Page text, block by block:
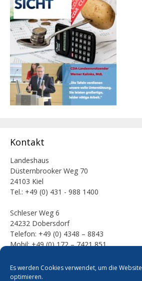
Es werden Cookies verwendet, um die
optimieren.
Kontakt
Landeshaus
Düsternbrooker Weg 70
24103 Kiel
Tel.: +49 (0) 431 - 988 1400
Schleser Weg 6
24232 Dobersdorf
Telefon: +49 (0) 4348 – 8843
Mobil: +49 (0) 172 – 7421 851
E-Mail:
mail [at] werner-kalinka [dot] de